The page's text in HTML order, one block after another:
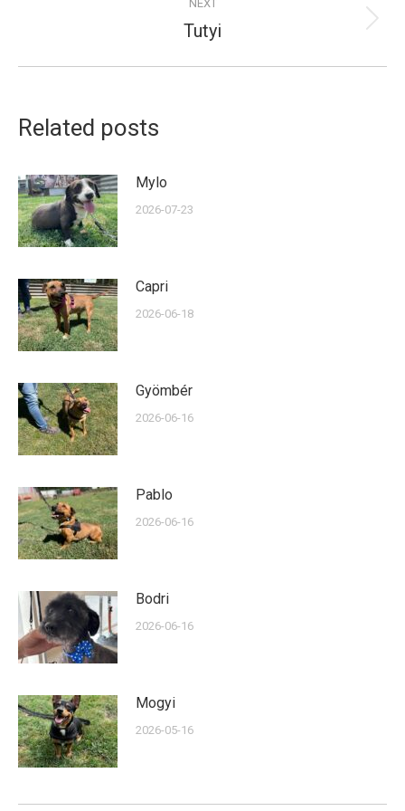
NEXT
Next
Tutyi
Related posts
Mylo
2026-07-23
Capri
2026-06-18
Gyömbér
2026-06-16
Pablo
2026-06-16
Bodri
2026-06-16
Mogyi
2026-05-16